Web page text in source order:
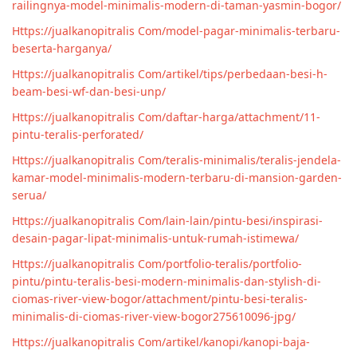
railingnya-model-minimalis-modern-di-taman-yasmin-bogor/
Https://jualkanopitralis Com/model-pagar-minimalis-terbaru-
beserta-harganya/
Https://jualkanopitralis Com/artikel/tips/perbedaan-besi-h-
beam-besi-wf-dan-besi-unp/
Https://jualkanopitralis Com/daftar-harga/attachment/11-
pintu-teralis-perforated/
Https://jualkanopitralis Com/teralis-minimalis/teralis-jendela-
kamar-model-minimalis-modern-terbaru-di-mansion-garden-
serua/
Https://jualkanopitralis Com/lain-lain/pintu-besi/inspirasi-
desain-pagar-lipat-minimalis-untuk-rumah-istimewa/
Https://jualkanopitralis Com/portfolio-teralis/portfolio-
pintu/pintu-teralis-besi-modern-minimalis-dan-stylish-di-
ciomas-river-view-bogor/attachment/pintu-besi-teralis-
minimalis-di-ciomas-river-view-bogor275610096-jpg/
Https://jualkanopitralis Com/artikel/kanopi/kanopi-baja-